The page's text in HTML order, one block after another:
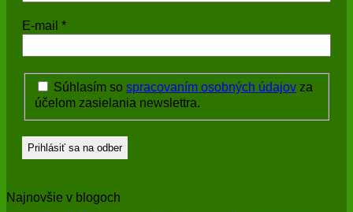
E-mail *
Súhlasím so spracovaním osobných údajov za
účelom zasielania newslettra.
Najnovšie v blogoch